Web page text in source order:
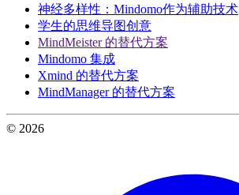
神经多样性：Mindomo作为辅助技术
学生的思维导图创意
MindMeister 的替代方案
Mindomo 集成
Xmind 的替代方案
MindManager 的替代方案
© 2026